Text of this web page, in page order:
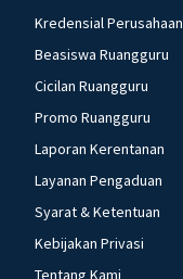
Kredensial Perusahaan
Beasiswa Ruangguru
Cicilan Ruangguru
Promo Ruangguru
Laporan Kerentanan
Layanan Pengaduan
Syarat & Ketentuan
Kebijakan Privasi
Tentang Kami